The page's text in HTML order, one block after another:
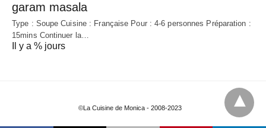
garam masala
Type : Soupe Cuisine : Française Pour : 4-6 personnes Préparation :
15mins Continuer la…
Il y a % jours
©La Cuisine de Monica - 2008-2023